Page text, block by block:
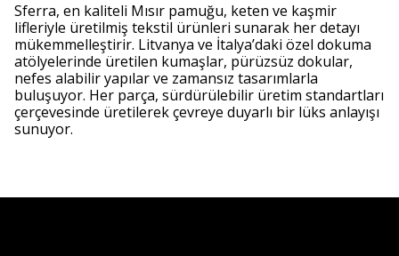
Sferra, en kaliteli Mısır pamuğu, keten ve kaşmir
lifleriyle üretilmiş tekstil ürünleri sunarak her detayı
mükemmelleştirir. Litvanya ve İtalya’daki özel dokuma
atölyelerinde üretilen kumaşlar, pürüzsüz dokular,
nefes alabilir yapılar ve zamansız tasarımlarla
buluşuyor. Her parça, sürdürülebilir üretim standartları
çerçevesinde üretilerek çevreye duyarlı bir lüks anlayışı
sunuyor.